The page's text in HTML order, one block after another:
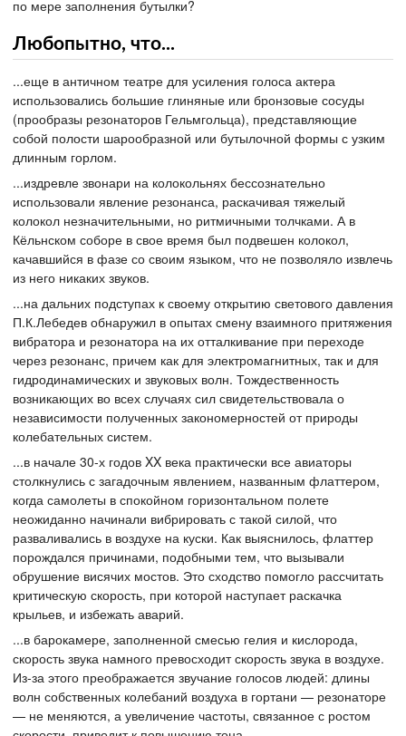
по мере заполнения бутылки?
Любопытно, что...
...еще в античном театре для усиления голоса актера
использовались большие глиняные или бронзовые сосуды
(прообразы резонаторов Гельмгольца), представляющие
собой полости шарообразной или бутылочной формы с узким
длинным горлом.
...издревле звонари на колокольнях бессознательно
использовали явление резонанса, раскачивая тяжелый
колокол незначительными, но ритмичными толчками. А в
Кёльнском соборе в свое время был подвешен колокол,
качавшийся в фазе со своим языком, что не позволяло извлечь
из него никаких звуков.
...на дальних подступах к своему открытию светового давления
П.К.Лебедев обнаружил в опытах смену взаимного притяжения
вибратора и резонатора на их отталкивание при переходе
через резонанс, причем как для электромагнитных, так и для
гидродинамических и звуковых волн. Тождественность
возникающих во всех случаях сил свидетельствовала о
независимости полученных закономерностей от природы
колебательных систем.
...в начале 30-х годов XX века практически все авиаторы
столкнулись с загадочным явлением, названным флаттером,
когда самолеты в спокойном горизонтальном полете
неожиданно начинали вибрировать с такой силой, что
разваливались в воздухе на куски. Как выяснилось, флаттер
порождался причинами, подобными тем, что вызывали
обрушение висячих мостов. Это сходство помогло рассчитать
критическую скорость, при которой наступает раскачка
крыльев, и избежать аварий.
...в барокамере, заполненной смесью гелия и кислорода,
скорость звука намного превосходит скорость звука в воздухе.
Из-за этого преображается звучание голосов людей: длины
волн собственных колебаний воздуха в гортани — резонаторе
— не меняются, а увеличение частоты, связанное с ростом